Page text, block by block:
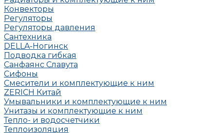
Конвекторы
Регуляторы
Регуляторы давления
Сантехника
DELLA-Ногинск
Подводка гибкая
Санфаянс Славута
Сифоны
Смесители и комплектующие к ним
ZERICH Китай
Умывальники и комплектующие к ним
Унитазы и комплектующие к ним
Тепло- и водосчетчики
Теплоизоляция